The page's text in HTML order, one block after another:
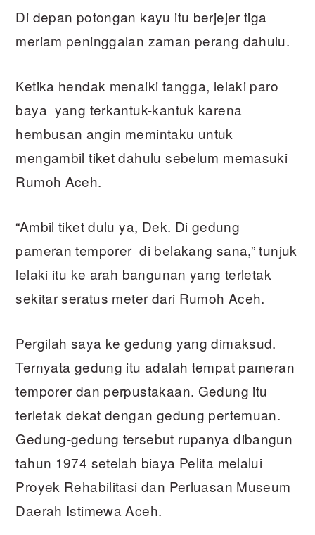
Di depan potongan kayu itu berjejer tiga
meriam peninggalan zaman perang dahulu.
Ketika hendak menaiki tangga, lelaki paro
baya yang terkantuk-kantuk karena
hembusan angin memintaku untuk
mengambil tiket dahulu sebelum memasuki
Rumoh Aceh.
“Ambil tiket dulu ya, Dek. Di gedung
pameran temporer di belakang sana,” tunjuk
lelaki itu ke arah bangunan yang terletak
sekitar seratus meter dari Rumoh Aceh.
Pergilah saya ke gedung yang dimaksud.
Ternyata gedung itu adalah tempat pameran
temporer dan perpustakaan. Gedung itu
terletak dekat dengan gedung pertemuan.
Gedung-gedung tersebut rupanya dibangun
tahun 1974 setelah biaya Pelita melalui
Proyek Rehabilitasi dan Perluasan Museum
Daerah Istimewa Aceh.